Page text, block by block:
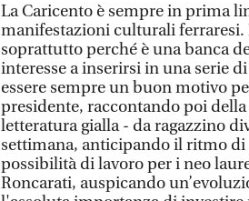
La Caricento è sempre in prima
manifestazioni culturali
soprattutto perché è una banca
interesse a inserirsi in una serie
essere sempre un buon motivo
presidente, raccontando poi
letteratura gialla - da ragazzino
settimana, anticipando il ritmo
possibilità di lavoro per i neo
Roncarati, auspicando